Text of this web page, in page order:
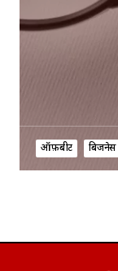
ऑफ़बीट बिजनेस